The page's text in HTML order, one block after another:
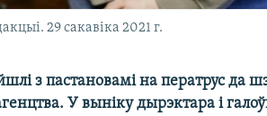
29 сакавіка 2021 г.
з пастановамі на ператрус да
У выніку дырэктара і